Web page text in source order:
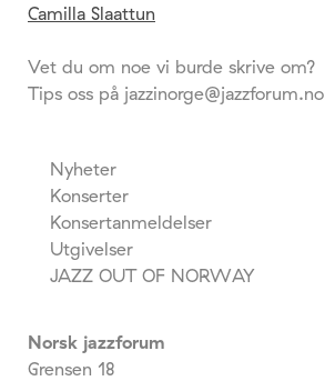
Camilla Slaattun
Vet du om noe vi burde skrive om?
Tips oss på jazzinorge@jazzforum.no
Nyheter
Konserter
Konsertanmeldelser
Utgivelser
JAZZ OUT OF NORWAY
Norsk jazzforum
Grensen 18